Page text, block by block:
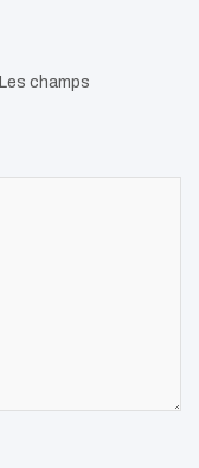
Les champs